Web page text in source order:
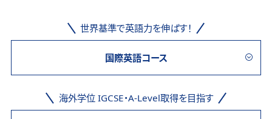
世界基準で英語力を伸ばす！
国際英語コース
海外学位 IGCSE・A-Level取得を目指す